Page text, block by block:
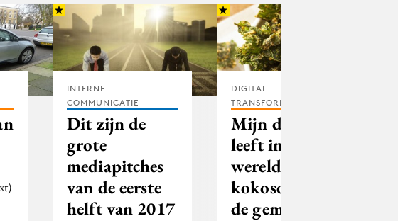
INTERNE
COMMUNICATIE
Dit zijn de
grote
mediapitches
van de eerste
helft van 2017
DIGITAL
TRANSFORMATION
Mijn dochter
leeft in de
wereld van de
kokosolie en
de gember met